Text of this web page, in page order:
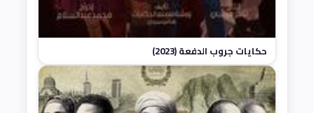
حكايات جروب الدفعة (2023)